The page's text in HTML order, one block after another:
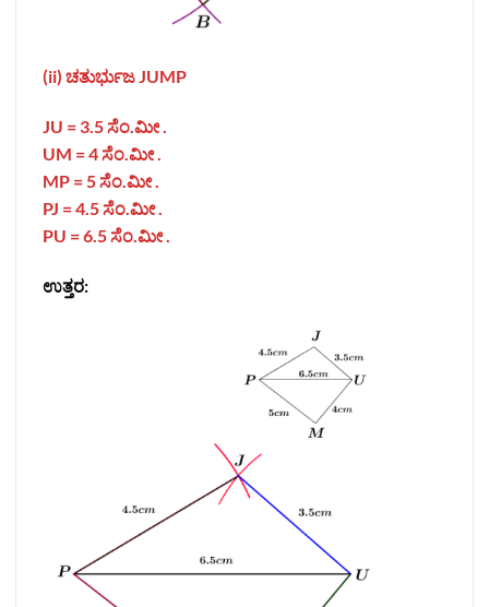
(ii) ಚತುರ್ಭುಜ JUMP
JU = 3.5 ಸೆಂ.ಮೀ .
UM = 4 ಸೆಂ.ಮೀ .
MP = 5 ಸೆಂ.ಮೀ .
PJ = 4.5 ಸೆಂ.ಮೀ .
PU = 6.5 ಸೆಂ.ಮೀ .
ಉತ್ತರ: